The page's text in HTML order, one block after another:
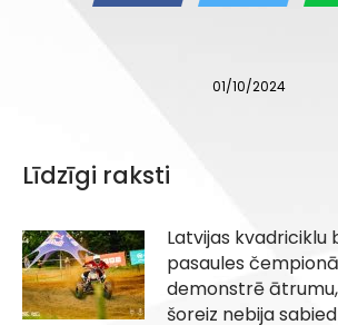
01/10/2024
Līdzīgi raksti
Latvijas kvadriciklu
pasaules
demonstrē
šoreiz nebija